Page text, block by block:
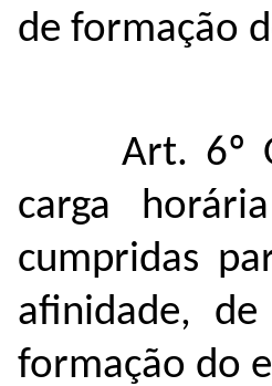
de formação
Art. 6º
carga
cumpridas
afinidade,
formação do